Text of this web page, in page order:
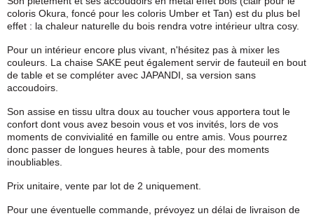
coloris Okura, foncé pour les coloris Umber et Tan) est du plus bel
effet : la chaleur naturelle du bois rendra votre intérieur ultra cosy.
Pour un intérieur encore plus vivant, n'hésitez pas à mixer les
couleurs. La chaise SAKE peut également servir de fauteuil en bout
de table et se compléter avec JAPANDI, sa version sans
accoudoirs.
Son assise en tissu ultra doux au toucher vous apportera tout le
confort dont vous avez besoin vous et vos invités, lors de vos
moments de convivialité en famille ou entre amis. Vous pourrez
donc passer de longues heures à table, pour des moments
inoubliables.
Prix unitaire, vente par lot de 2 uniquement.
Pour une éventuelle commande, prévoyez un délai de livraison de